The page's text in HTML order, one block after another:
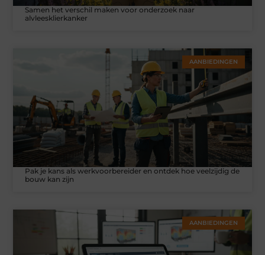
Samen het verschil maken voor onderzoek naar
alvleesklierkanker
AANBIEDINGEN
Pak je kans als werkvoorbereider en ontdek hoe veelzijdig de
bouw kan zijn
AANBIEDINGEN